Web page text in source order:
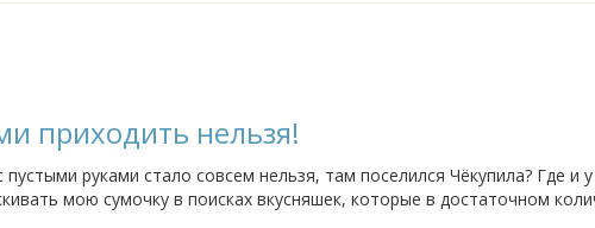
приходить нельзя!
руками стало совсем нельзя, там поселился Чёкупила? Где и
мою сумочку в поисках вкусняшек, которые в достаточном